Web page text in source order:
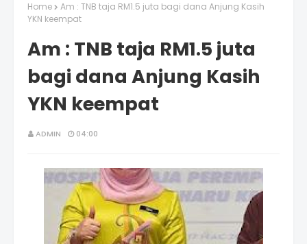
Home
Am : TNB taja RM1.5 juta bagi dana Anjung Kasih
YKN keempat
Am : TNB taja RM1.5 juta
bagi dana Anjung Kasih
YKN keempat
ADMIN 04:00